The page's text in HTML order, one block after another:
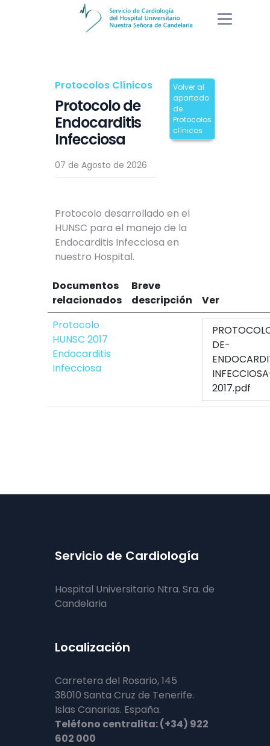
Protocolos Clínicos
Protocolo de
Endocarditis
Infecciosa
07 de Agosto de 2026
Volver al
apartado
de
Protocolos
clínicos
Protocolo desarrollado en el
HUNSC para el manejo de la
Endocarditis Infecciosa en
nuestro Hospital.
Documentos
relacionados
Breve
descripción
Ver
Protocolo
HUNSC 2017
Endocarditis
Infecciosa
DE-
2017.pdf
Servicio de Cardiología
Hospital Universitario Ntra. Sra. de
Candelaria
Localización
Carretera del Rosario, 145
38010 Santa Cruz de Tenerife.
Islas Canarias. España.
Teléfono centralita: (+34) 922
602 000